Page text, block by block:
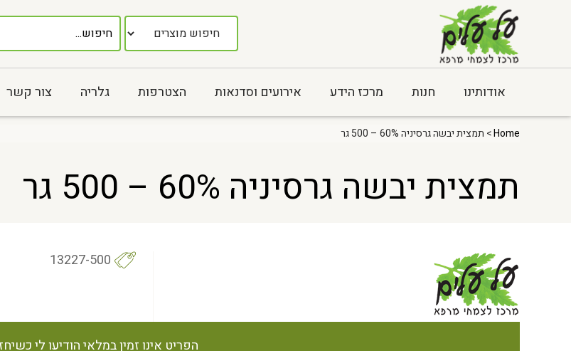
אודותינו חנות מרכז הידע אירועים וסדנאות הצטרפות גלריה צור קשר
Home> תמצית יבשה גרסיניה 60% – 500 גר
תמצית יבשה גרסיניה 60% – 500 גר
13227-500
הפריט אינו זמין במלאי הודיעו לי